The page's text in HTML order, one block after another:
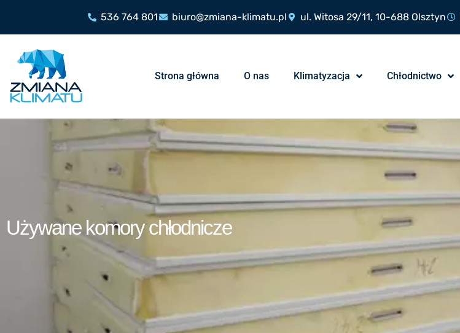
536 764 801 biuro@zmiana-klimatu.pl ul. Witosa 29/11, 10-688 Olsztyn
Strona główna O nas Klimatyzacja Chłodnictwo
Używane komory chłodnicze